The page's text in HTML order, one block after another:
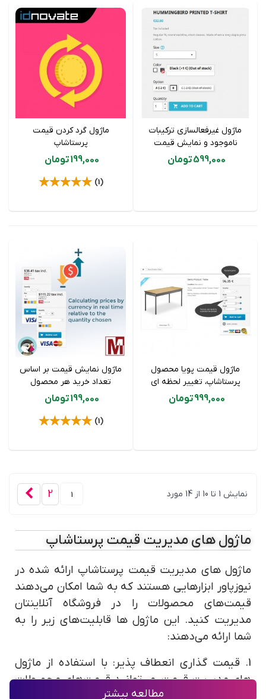
ماژول غیرفعالسازی ترکیبات
ناموجود و نمایش قیمت
ترکیب های پرستاشاپ
599,000 تومان
ماژول گرد کردن قیمت
پرستاشاپ
199,000 تومان
(1)
ماژول قیمت پویا محصول
پرستاشاپ، تغییر لحظه ای
قیمت بر اساس ابعاد محصول
999,000 تومان
ماژول نمایش قیمت بر اساس
تعداد خرید هر محصول
پرستاشاپ199,000 تومان
(1)
نمایش 1 تا 10 از 14 مورد 2
ماژول های مدیریت قیمت پرستاشاپ
ماژول های مدیریت قیمت پرستاشاپ ارائه شده در
نیوزپاور ابزارهایی هستند که به شما امکان می‌دهند
قیمت‌های محصولات را در فروشگاه آنلاینتان
مدیریت کنید. این ماژول ها قابلیت‌های زیر را به
شما ارائه می‌دهند:
1. قیمت گذاری انعطاف پذیر: با استفاده از ماژول
های مدیریت قیمت، می‌توانید قیمت‌های محصولات
مطالعه بیشتر